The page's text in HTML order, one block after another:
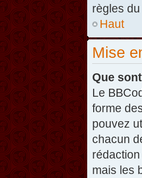
règles
Haut
Mise
Que
Le
forme
pouvez
chacun
mais les